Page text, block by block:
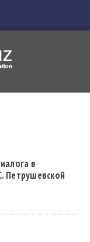
в
Петрушевской